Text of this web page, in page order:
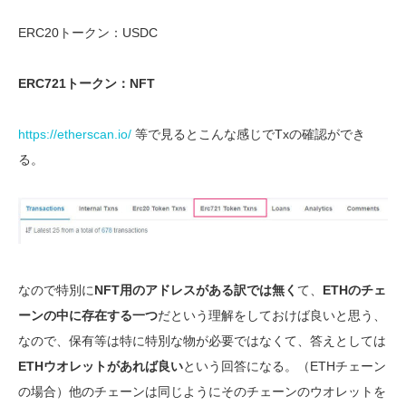
ERC20トークン：USDC
ERC721トークン：NFT
https://etherscan.io/ 等で見るとこんな感じでTxの確認ができ
る。
なので特別にNFT用のアドレスがある訳では無く て、 ETHのチェ
ーンの中に存在する一つだという理解をしておけば良いと思う、
なので、保有等は特に特別な物が必要ではなくて、答えとしては
ETHウオレットがあれば良いという回答になる。（ETHチェーン
の場合）他のチェーンは同じようにそのチェーンのウオレットを